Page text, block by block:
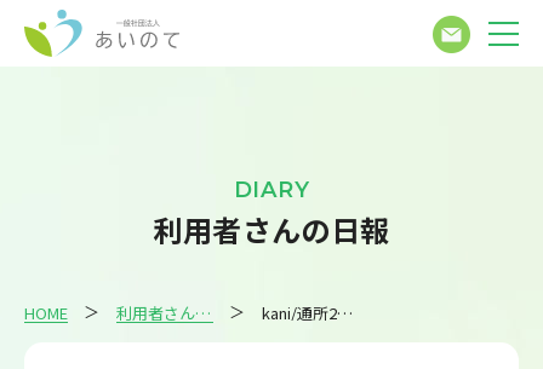
DIARY
利用者さんの日報
HOME 利用者さんの日報 kani/通所271日目/千葉のIT・Web・デザイン就労継続支援B型あいのてOne＆Only IT 日報